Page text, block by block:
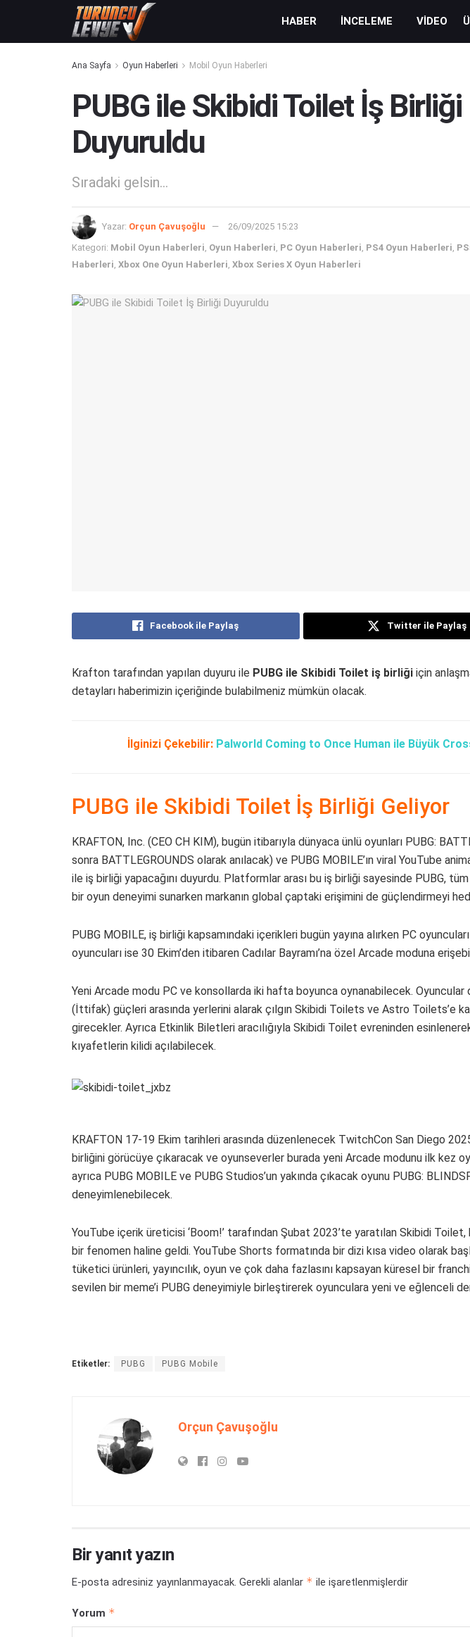
HABER İNCELEME VIDEO
Ana Sayfa Oyun Haberleri Mobil Oyun Haberleri
PUBG ile Skibidi Toilet İş Birliği
Duyuruldu
Sıradaki gelsin...
Yazar: Orçun Çavuşoğlu 26/09/2025 15:23
Kategori: Mobil Oyun Haberleri, Oyun Haberleri, PC Oyun Haberleri, PS4 Oyun Haberleri,
Haberleri, Xbox One Oyun Haberleri, Xbox Series X Oyun Haberleri
Facebook ile Paylaş Twitter ile Paylaş
Krafton tarafından yapılan duyuru ile PUBG ile Skibidi Toilet iş birliği için
detayları haberimizin içeriğinde bulabilmeniz mümkün olacak.
İlginizi Çekebilir: Palworld Coming to Once Human ile Büyük
PUBG ile Skibidi Toilet İş Birliği Geliyor
KRAFTON, Inc. (CEO CH KIM), bugün itibarıyla dünyaca ünlü oyunları PUBG:
sonra BATTLEGROUNDS olarak anılacak) ve PUBG MOBILE’ın viral YouTube
ile iş birliği yapacağını duyurdu. Platformlar arası bu iş birliği sayesinde PUBG,
bir oyun deneyimi sunarken markanın global çaptaki erişimini de güçlendirmeyi
PUBG MOBILE, iş birliği kapsamındaki içerikleri bugün yayına alırken PC
oyuncuları ise 30 Ekim’den itibaren Cadılar Bayramı’na özel Arcade moduna
Yeni Arcade modu PC ve konsollarda iki hafta boyunca oynanabilecek. Oyuncular
(İttifak) güçleri arasında yerlerini alarak çılgın Skibidi Toilets ve Astro Toilets’e
girecekler. Ayrıca Etkinlik Biletleri aracılığıyla Skibidi Toilet evreninden
kıyafetlerin kilidi açılabilecek.
KRAFTON 17-19 Ekim tarihleri arasında düzenlenecek TwitchCon San Diego
birliğini görücüye çıkaracak ve oyunseverler burada yeni Arcade modunu ilk kez
ayrıca PUBG MOBILE ve PUBG Studios’un yakında çıkacak oyunu PUBG:
deneyimlenebilecek.
YouTube içerik üreticisi ‘Boom!’ tarafından Şubat 2023’te yaratılan Skibidi Toilet,
bir fenomen haline geldi. YouTube Shorts formatında bir dizi kısa video olarak
tüketici ürünleri, yayıncılık, oyun ve çok daha fazlasını kapsayan küresel bir
sevilen bir meme’i PUBG deneyimiyle birleştirerek oyunculara yeni ve eğlenceli
Etiketler: PUBG PUBG Mobile
Orçun Çavuşoğlu
Bir yanıt yazın
E-posta adresiniz yayınlanmayacak. Gerekli alanlar * ile işaretlenmişlerdir
Yorum *